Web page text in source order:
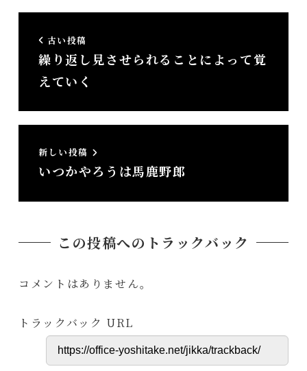
古い投稿
繰り返し見させられることによって覚
えていく
新しい投稿
いつかやろうは馬鹿野郎
この投稿へのトラックバック
コメントはありません。
トラックバック URL